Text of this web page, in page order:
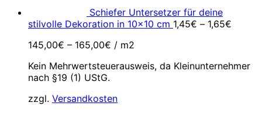
Schiefer Untersetzer für deine
stilvolle Dekoration in 10x10 cm 1,45€ – 1,65€
145,00€ – 165,00€ / m2
Kein Mehrwertsteuerausweis, da Kleinunternehmer
nach §19 (1) UStG.
zzgl. Versandkosten